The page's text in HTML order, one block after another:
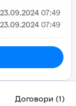
Договори (1)
23.09.2024 07:49
23.09.2024 07:49